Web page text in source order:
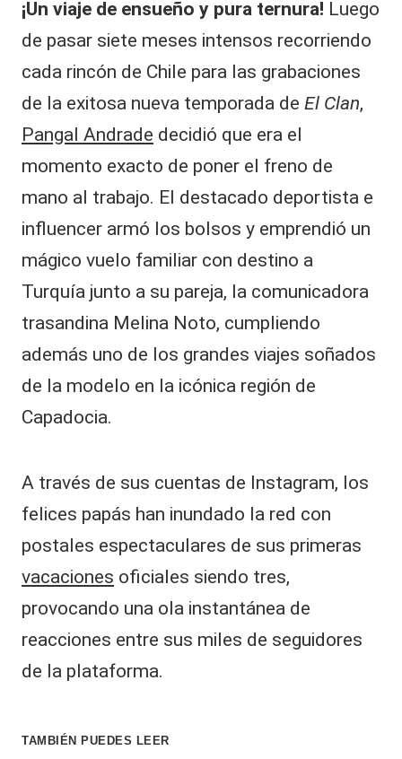
¡Un viaje de ensueño y pura ternura! Luego
de pasar siete meses intensos recorriendo
cada rincón de Chile para las grabaciones
de la exitosa nueva temporada de El Clan,
Pangal Andrade decidió que era el
momento exacto de poner el freno de
mano al trabajo. El destacado deportista e
influencer armó los bolsos y emprendió un
mágico vuelo familiar con destino a
Turquía junto a su pareja, la comunicadora
trasandina Melina Noto, cumpliendo
además uno de los grandes viajes soñados
de la modelo en la icónica región de
Capadocia.
A través de sus cuentas de Instagram, los
felices papás han inundado la red con
postales espectaculares de sus primeras
vacaciones oficiales siendo tres,
provocando una ola instantánea de
reacciones entre sus miles de seguidores
de la plataforma.
TAMBIÉN PUEDES LEER